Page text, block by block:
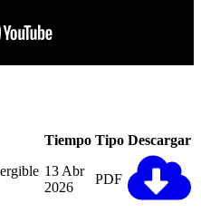
Tiempo Tipo Descargar
13 Abr
2026
PDF